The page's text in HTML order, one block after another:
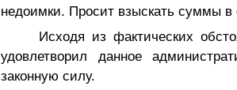
недоимки. Просит взыскать суммы в
Исходя из фактических
удовлетворил данное
законную силу.